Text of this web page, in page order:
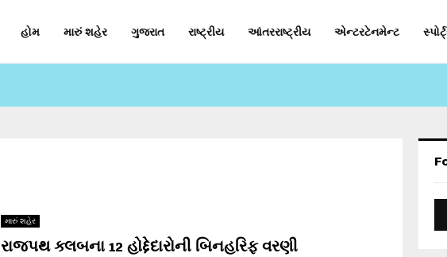
હોમ મારું શહેર ગુજરાત રાષ્ટ્રીય આંતરરાષ્ટ્રીય એન્ટરટેનમેન્ટ
મારું શહેર
રાજપથ ક્લબના 12 હોદ્દેદારોની બિનહરિફ વરણી